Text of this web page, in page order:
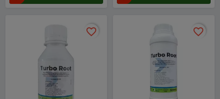
favorite_border
favorite_border favorite_border
favorite_border